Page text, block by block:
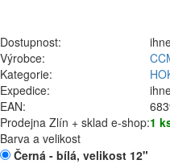
Dostupnost:
Výrobce:
Kategorie:
Expedice:
EAN:
Prodejna Zlín + sklad e-shop:1
Barva a velikost
Černá - bílá, velikost 12"